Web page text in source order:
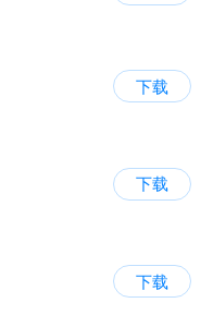
下载
下载
下载